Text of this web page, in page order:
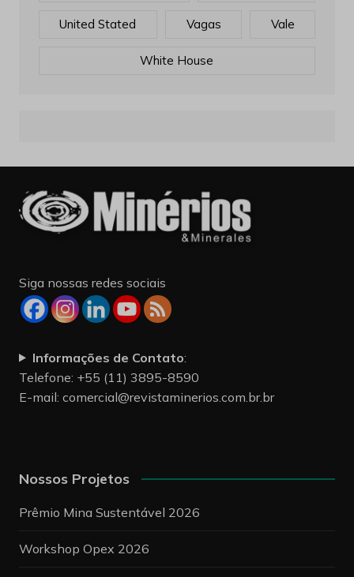
United Stated Vagas Vale
White House
Siga nossas redes sociais
Informações de Contato:
Telefone: +55 (11) 3895-8590
E-mail: comercial@revistaminerios.com.br.br
Nossos Projetos
Prêmio Mina Sustentável 2026
Workshop Opex 2026